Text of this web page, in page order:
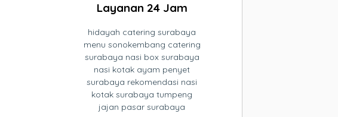
Layanan 24 Jam
hidayah catering surabaya
menu sonokembang catering
surabaya nasi box surabaya
nasi kotak ayam penyet
surabaya rekomendasi nasi
kotak surabaya tumpeng
jajan pasar surabaya